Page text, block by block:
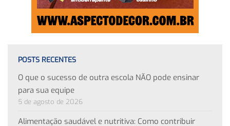
POSTS RECENTES
O que o sucesso de outra escola NÃO pode ensinar
para sua equipe
5 de agosto de 2026
Alimentação saudável e nutritiva: Como contribuir